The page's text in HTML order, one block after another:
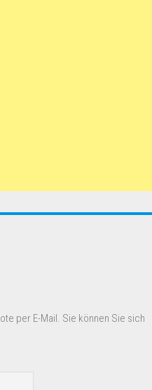
per E-Mail. Sie können Sie sich